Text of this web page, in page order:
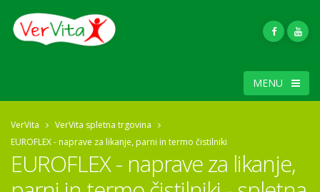
MENU
VerVita
VerVita spletna trgovina
EUROFLEX - naprave za likanje, parni in termo čistilniki
EUROFLEX - naprave za likanje,